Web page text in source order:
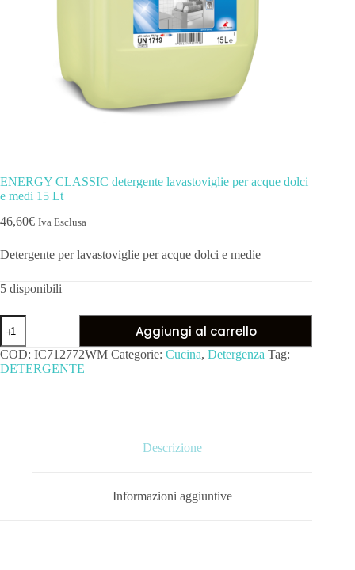
ENERGY CLASSIC detergente lavastoviglie per acque dolci
e medi 15 Lt
46,60€ Iva Esclusa
Detergente per lavastoviglie per acque dolci e medie
5 disponibili
Aggiungi al carrello
COD: IC712772WM Categorie: Cucina, Detergenza Tag:
DETERGENTE
Descrizione
Informazioni aggiuntive